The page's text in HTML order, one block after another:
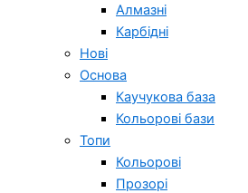
Алмазні
Карбідні
Нові
Основа
Каучукова база
Кольорові бази
Топи
Кольорові
Прозорі